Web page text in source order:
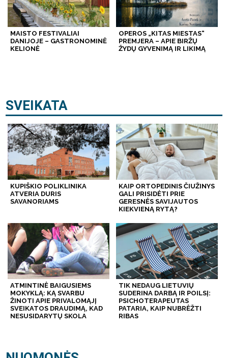
MAISTO FESTIVALIAI
DANIJOJE – GASTRONOMINĖ
KELIONĖ
OPEROS „KITAS MIESTAS“
PREMJERA – APIE BIRŽŲ
ŽYDŲ GYVENIMĄ IR LIKIMĄ
SVEIKATA
KUPIŠKIO POLIKLINIKA
ATVERIA DURIS
SAVANORIAMS
KAIP ORTOPEDINIS ČIUŽINYS
GALI PRISIDĖTI PRIE
GERESNĖS SAVIJAUTOS
KIEKVIENĄ RYTĄ?
ATMINTINĖ BAIGUSIEMS
MOKYKLĄ: KĄ SVARBU
ŽINOTI APIE PRIVALOMĄJĮ
SVEIKATOS DRAUDIMĄ, KAD
NESUSIDARYTŲ SKOLA
TIK NEDAUG LIETUVIŲ
SUDERINA DARBĄ IR POILSĮ:
PSICHOTERAPEUTAS
PATARIA, KAIP NUBRĖŽTI
RIBAS